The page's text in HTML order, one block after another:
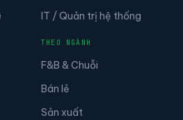
IT / Quản trị hệ thống
THEO NGÀNH
F&B & Chuỗi
Bán lẻ
Sản xuất